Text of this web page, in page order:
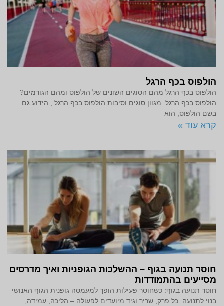
הולפוס בכף הרגל
הולפוס בכף הרגל מהם הסוגים השונים של הולפוס ומהם הגורמים?
הולפוס בכף הרגל: מגוון סוגים וסיבות הולפוס בכף הרגל , הידוע גם
בשם הולפוס, הוא
קרא עוד »
חוסר תנועה בגוף – ההשלכות הגופניות ואיך מדרסים
מסייעים בהתמודדות
חוסר תנועה בגוף: כשחוסר פעילות הופך למעמסה גופנית הגוף האנושי
בנוי לתנועה. כל פרק, שריר וגיד מיועדים לפעולה – הליכה, עמידה,